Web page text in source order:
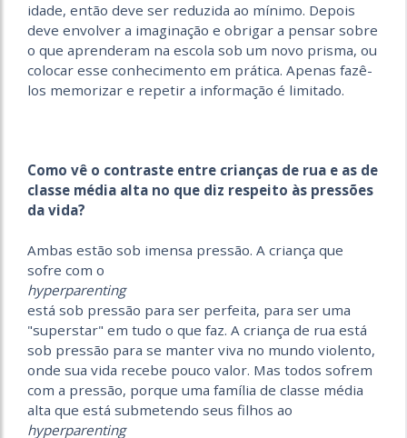
idade, então deve ser reduzida ao mínimo. Depois
deve envolver a imaginação e obrigar a pensar sobre
o que aprenderam na escola sob um novo prisma, ou
colocar esse conhecimento em prática. Apenas fazê-
los memorizar e repetir a informação é limitado.
Como vê o contraste entre crianças de rua e as de
classe média alta no que diz respeito às pressões
da vida?
Ambas estão sob imensa pressão. A criança que
sofre com o
hyperparenting
está sob pressão para ser perfeita, para ser uma
"superstar" em tudo o que faz. A criança de rua está
sob pressão para se manter viva no mundo violento,
onde sua vida recebe pouco valor. Mas todos sofrem
com a pressão, porque uma família de classe média
alta que está submetendo seus filhos ao
hyperparenting